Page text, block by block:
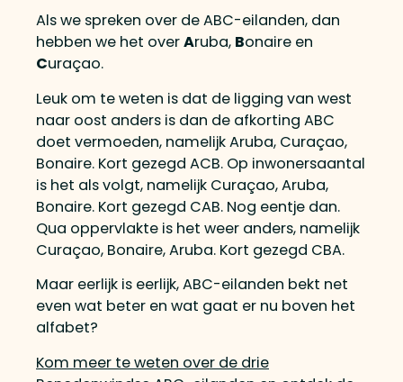
Als we spreken over de ABC-eilanden, dan
hebben we het overAruba, Bonaire en
Curaçao.
Leuk om te weten is dat de ligging van west
naar oost anders is dan de afkorting ABC
doet vermoeden, namelijk Aruba, Curaçao,
Bonaire. Kort gezegd ACB. Op inwonersaantal
is het als volgt, namelijk Curaçao, Aruba,
Bonaire. Kort gezegd CAB. Nog eentje dan.
Qua oppervlakte is het weer anders, namelijk
Curaçao, Bonaire, Aruba. Kort gezegd CBA.
Maar eerlijk is eerlijk, ABC-eilanden bekt net
even wat beter en wat gaat er nu boven het
alfabet?
Kom meer te weten over de drie